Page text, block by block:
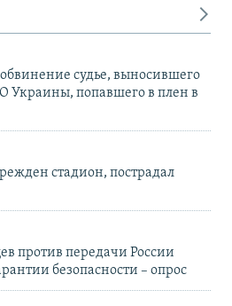
судье, выносившего
Украины, попавшего в плен в
стадион, пострадал
против передачи России
безопасности – опрос